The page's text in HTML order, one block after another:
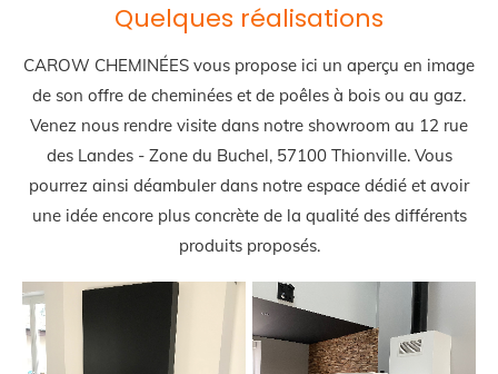
Quelques réalisations
CAROW CHEMINÉES vous propose ici un aperçu en image
de son offre de cheminées et de poêles à bois ou au gaz.
Venez nous rendre visite dans notre showroom au 12 rue
des Landes - Zone du Buchel, 57100 Thionville. Vous
pourrez ainsi déambuler dans notre espace dédié et avoir
une idée encore plus concrète de la qualité des différents
produits proposés.